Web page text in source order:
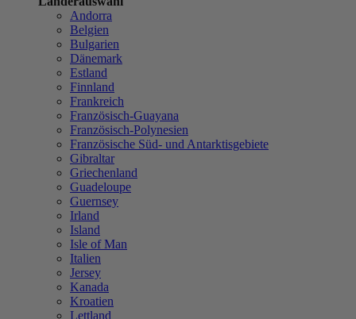
Andorra
Belgien
Bulgarien
Dänemark
Estland
Finnland
Frankreich
Französisch-Guayana
Französisch-Polynesien
Französische Süd- und Antarktisgebiete
Gibraltar
Griechenland
Guadeloupe
Guernsey
Irland
Island
Isle of Man
Italien
Jersey
Kanada
Kroatien
Lettland